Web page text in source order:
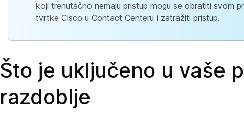
koji trenutačno nemaju pristup mogu se obratiti svom
tvrtke Cisco u Contact Centeru i zatražiti pristup.
Što je uključeno u vaše
razdoblje